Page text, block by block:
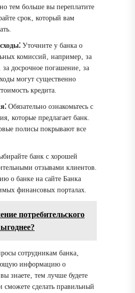
тем больше вы переплатите
срок‚ который вам
Уточните у банка о
комиссий‚ например‚ за
досрочное погашение‚ за
могут существенно
кредита.
Обязательно ознакомьтесь с
которые предлагает банк.
полисы покрывают все
банк с хорошей
отзывами клиентов.
о банке на сайте Банка
финансовых порталах.
потребительского
сотрудникам банка‚
информацию о
знаете‚ тем лучше будете
сможете сделать правильный